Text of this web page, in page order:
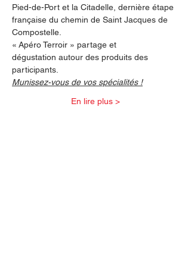
Pied-de-Port et la Citadelle, dernière étape
française du chemin de Saint Jacques de
Compostelle.
« Apéro Terroir » partage et
dégustation autour des produits des
participants.
Munissez-vous de vos spécialités !
En lire plus >